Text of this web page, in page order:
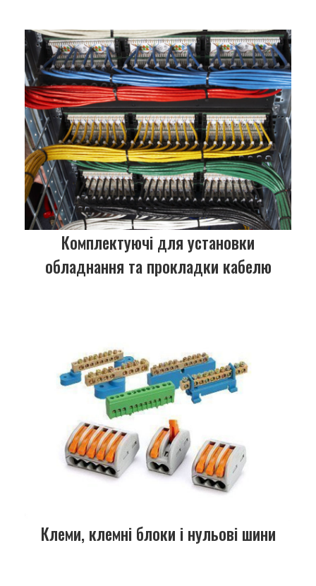
Комплектуючі для установки
обладнання та прокладки кабелю
Клеми, клемні блоки і нульові шини